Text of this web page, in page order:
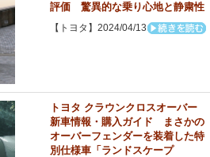
評価 驚異的な乗り心地と静粛性
【トヨタ】2024/04/13
トヨタ クラウンクロスオーバー
新車情報・購入ガイド まさかの
オーバーフェンダーを装着した特
別仕様車「ランドスケープ